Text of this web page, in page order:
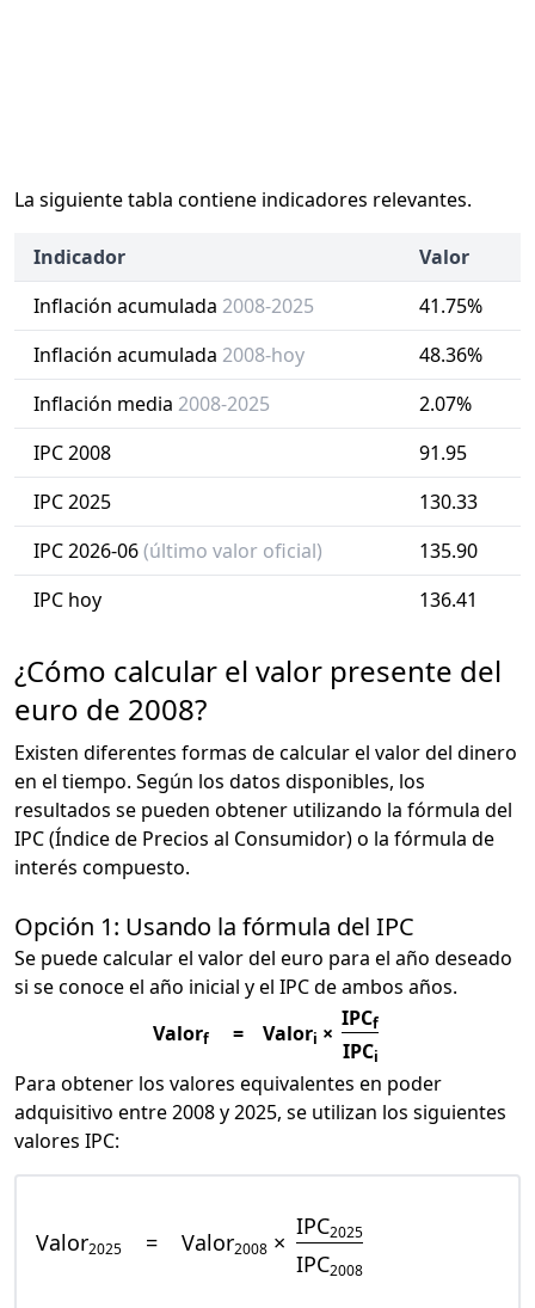
La siguiente tabla contiene indicadores relevantes.
Indicador
Valor
Inflación acumulada 2008-2025
41.75%
Inflación acumulada 2008-hoy
48.36%
Inflación media 2008-2025
2.07%
IPC 2008
91.95
IPC 2025
130.33
IPC 2026-06(último valor oficial)
135.90
IPC hoy
136.41
¿Cómo calcular el valor presente del
euro de 2008?
Existen diferentes formas de calcular el valor del dinero
en el tiempo. Según los datos disponibles, los
resultados se pueden obtener utilizando la fórmula del
IPC (Índice de Precios al Consumidor) o la fórmula de
interés compuesto.
Opción 1: Usando la fórmula del IPC
Se puede calcular el valor del euro para el año deseado
si se conoce el año inicial y el IPC de ambos años.
Valorf = Valori ×
IPCf
IPCi
Para obtener los valores equivalentes en poder
adquisitivo entre 2008 y 2025, se utilizan los siguientes
valores IPC:
Valor2025 = Valor2008 ×
IPC2025
IPC2008